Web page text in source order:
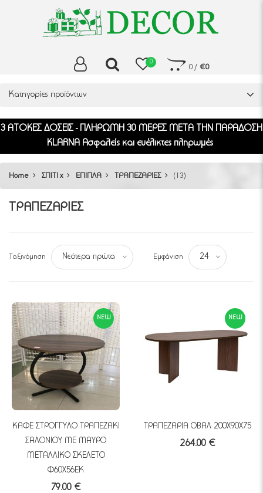
0
0/ €0
Κατηγορίες προϊόντων
3 ΑΤΟΚΕΣ ΔΟΣΕΙΣ - ΠΛΗΡΩΜΗ 30 ΜΕΡΕΣ ΜΕΤΑ ΤΗΝ ΠΑΡΑΔΟΣΗ
KLARNA Ασφαλείς και ευέλικτες πληρωμές
Home ΣΠΙΤΙ x ΕΠΙΠΛΑ ΤΡΑΠΕΖΑΡΙΕΣ (13)
ΤΡΑΠΕΖΑΡΙΕΣ
Ταξινόμηση Νεότερα πρώτα Εμφάνιση 24
NEW
ΚΑΦΕ ΣΤΡΟΓΓΥΛΟ ΤΡΑΠΕΖΑΚΙ
ΣΑΛΟΝΙΟΥ ΜΕ ΜΑΥΡΟ
ΜΕΤΑΛΛΙΚΟ ΣΚΕΛΕΤΟ
Φ60Χ56ΕΚ
79.00 €
NEW
ΤΡΑΠΕΖΑΡΙΑ ΟΒΑΛ 200Χ90Χ75
264.00 €